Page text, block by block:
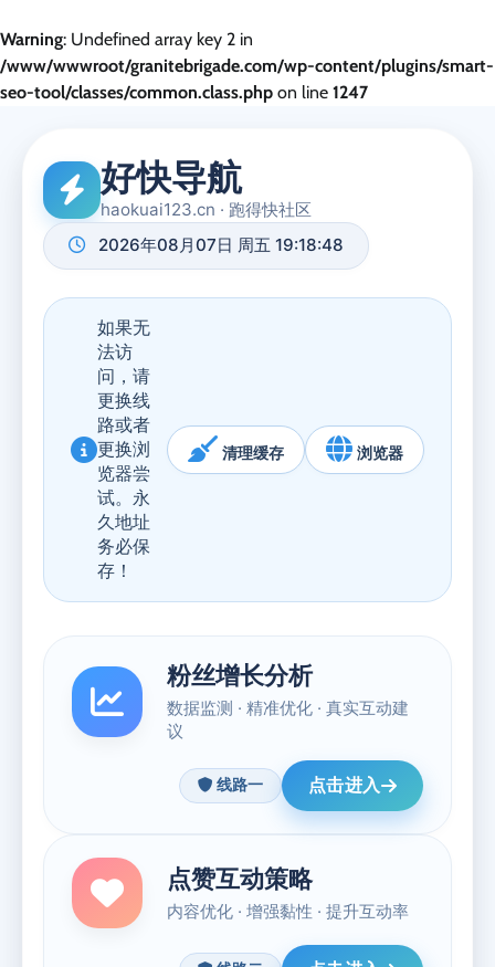
Warning: Undefined array key 2 in
/www/wwwroot/granitebrigade.com/wp-content/plugins/smart-
seo-tool/classes/common.class.php on line 1247